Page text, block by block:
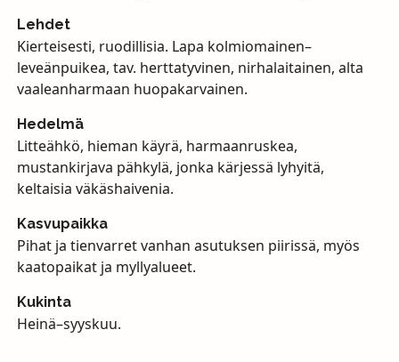
Lehdet
Kierteisesti, ruodillisia. Lapa kolmiomainen–
leveänpuikea, tav. herttatyvinen, nirhalaitainen, alta
vaaleanharmaan huopakarvainen.
Hedelmä
Litteähkö, hieman käyrä, harmaanruskea,
mustankirjava pähkylä, jonka kärjessä lyhyitä,
keltaisia väkäshaivenia.
Kasvupaikka
Pihat ja tienvarret vanhan asutuksen piirissä, myös
kaatopaikat ja myllyalueet.
Kukinta
Heinä–syyskuu.